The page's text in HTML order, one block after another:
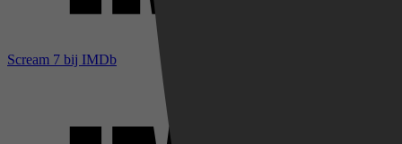
Scream 7 bij IMDb